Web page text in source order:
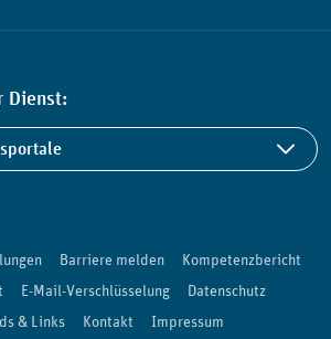
Dienst:
Barriere melden
Kompetenzbericht
E-Mail-Verschlüsselung
Datenschutz
& Links
Kontakt Impressum